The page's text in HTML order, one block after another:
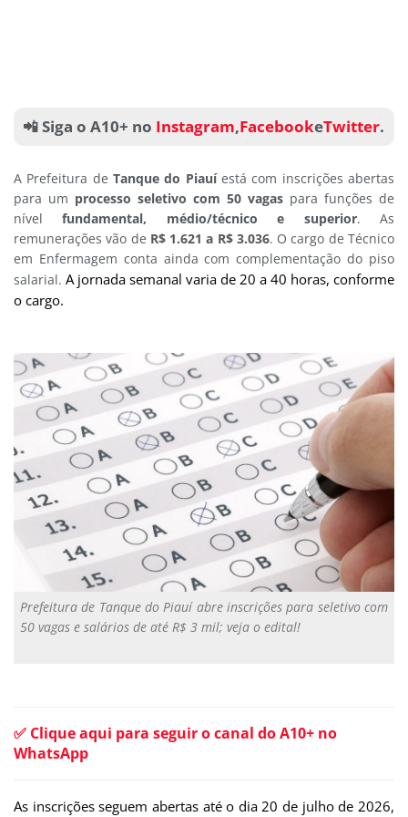
📲 Siga o A10+ no Instagram,FacebookeTwitter.
A Prefeitura de Tanque do Piauíestá com inscrições abertas
para um processo seletivo com 50 vagas para funções de
nívelfundamental, médio/técnico e superior. As
remunerações vão de R$ 1.621 a R$ 3.036. O cargo de Técnico
em Enfermagem conta ainda com complementação do piso
salarial. A jornada semanal varia de 20 a 40 horas, conforme
o cargo.
Prefeitura de Tanque do Piauí abre inscrições para seletivo com
50 vagas e salários de até R$ 3 mil; veja o edital!
✅ Clique aqui para seguir o canal do A10+ no
WhatsApp
As inscrições seguem abertas até o dia 20 de julho de 2026,